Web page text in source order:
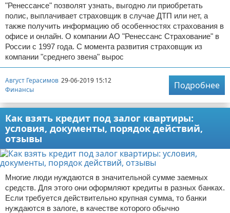
"Ренессансе" позволят узнать, выгодно ли приобретать
полис, выплачивает страховщик в случае ДТП или нет, а
также получить информацию об особенностях страхования в
офисе и онлайн. О компании АО "Ренессанс Страхование" в
России с 1997 года. С момента развития страховщик из
компании "среднего звена" вырос
Август Герасимов 29-06-2019 15:12
Финансы
Подробнее
Как взять кредит под залог квартиры:
условия, документы, порядок действий,
отзывы
Многие люди нуждаются в значительной сумме заемных
средств. Для этого они оформляют кредиты в разных банках.
Если требуется действительно крупная сумма, то банки
нуждаются в залоге, в качестве которого обычно